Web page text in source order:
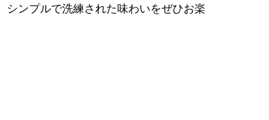
ンプルで洗練された味わいをぜひお楽